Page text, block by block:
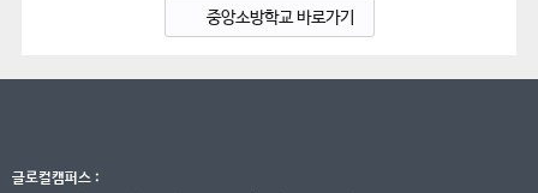
중앙소방학교 바로가기
글로컬캠퍼스 :